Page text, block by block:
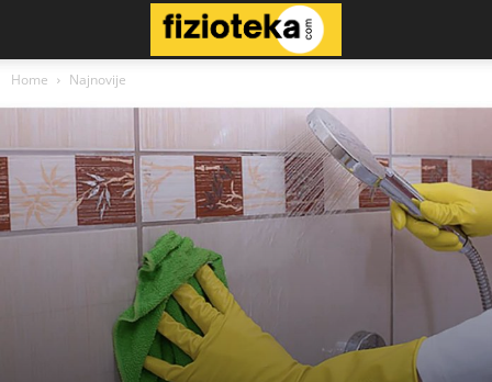
Home Najnovije